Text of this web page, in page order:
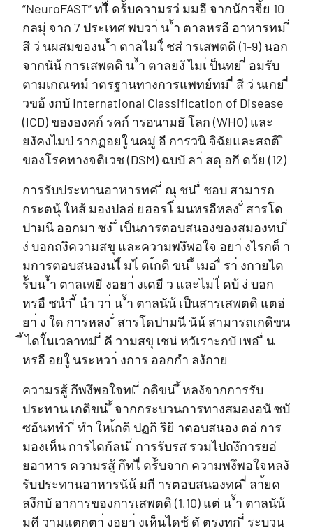
“NeuroFAST” ทไี่ ดร้ับความรว่ มมอื จากนักวจิัย 10
กลมุ่ จาก 7 ประเทศ พบวา่ น ้ำ ตาลหรอื อาหารทม ี่
สี ว่ นผสมของน ้ำ ตาลไมใ่ ชส่ ารเสพตดิ (1-9) นอก
จากนัน้ การเสพตดิ น ้ำ ตาลยงั ไมเ่ ป็นทย ี่ อมรับ
ตามเกณฑม์ าตรฐานทางการแพทย์ทม ี่ สี ว่ นเกย ี่
วขอ้ งกบั International Classification of Disease
(ICD) ขององคก์ รคก์ ารอนามยั โลก (WHO) และ
ยงัคงไมป่ รากฏอยใู่ นคมู่ อื การวนิ จิฉัยและสถติ ิ
ของโรคทางจติเวช (DSM) ฉบบั ลา่ สดุ อกี ดว้ย (12)
การรับประทานอาหารทค ี่ ณุ ชน ื่ ชอบ สามารถ
กระตนุ้ ใหส้ มองปลอ่ ยฮอรโ์ มนหรอืหลง ั่ สารโด
ปามนี ออกมา ซง ึ่ เป็นการตอบสนองของสมองทบ ี่
ง่ บอกถงึความสขุ และความพงึพอใจ อยา่ งไรกต็ า
มการตอบสนองนไี้ มไ่ ดเ้กดิ ขน ึ้ เมอ ื่ รา่ งกายได
ร้ับน ้ำ ตาลเพยี งอยา่ งเดยี ว และไมไ่ ดบ้ ง่ บอก
หรอื ชนำ ี้ นำ วา่ น ้ำ ตาลนัน้ เป็นสารเสพตดิ แตอ่
ยา่ ง ใด การหลง ั่ สารโดปามนี นัน้ สามารถเกดิขน
ึ้ ไดใ้นเวลาทม ี่ คี วามสขุ เชน่ หวัเราะกบั เพอ ื่ น
หรอื อยใู่ นระหวา่ งการ ออกกำ ลงักาย
ความรสู้ กึพงึพอใจทเ ี่ กดิขน ึ้ หลงัจากการรับ
ประทาน เกดิขน ึ้ จากกระบวนการทางสมองอนั ซบั
ซอ้นททำ ี่ ทำ ใหเ้กดิ ปฏกิ ริยิ าตอบสนอง ตอ่ การ
มองเห็น การไดก้ลน ิ่ การรับรส รวมไปถงึการยอ่
ยอาหาร ความรสู้ กึทไี่ ดร้ับจาก ความพงึพอใจหลงั
รับประทานอาหารนัน้ มกี ารตอบสนองทค ี่ ลา้ยค
ลงึกบั อาการของการเสพตดิ (1,10) แต่ น ้ำ ตาลนัน้
มคี วามแตกตา่ งอยา่ งเห็นไดช้ ดั ตรงทก ี่ ระบวน